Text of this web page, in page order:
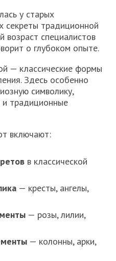
у старых
секреты традиционной
возраст специалистов
о глубоком опыте.
— классические формы
Здесь особенно
символику,
и традиционные
включают:
в классической
— кресты, ангелы,
— розы, лилии,
— колонны, арки,